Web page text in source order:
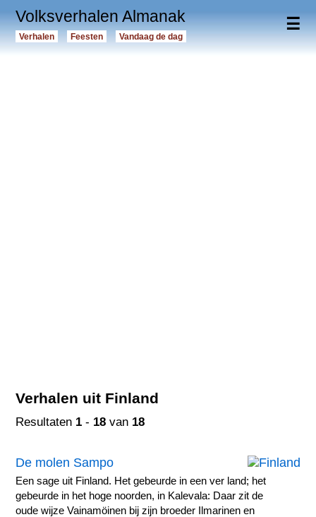
☰
Volksverhalen Almanak
Verhalen Feesten Vandaag de dag
Verhalen uit Finland
Resultaten 1 - 18 van 18
De molen Sampo
Een sage uit Finland. Het gebeurde in een ver land; het
gebeurde in het hoge noorden, in Kalevala: Daar zit de
oude wijze Vainamöinen bij zijn broeder Ilmarinen en